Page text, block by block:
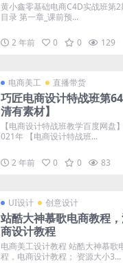
黄小鑫零基础电商C4D实战班第
目录 第一章_课前预...
2 年前 0 0 129
电商美工 直播带货
巧匠电商设计特战班第
清有素材】
【电商设计特战班教学百度网盘
021年 【电商设计特战班...
2 年前 0 0 83
UI设计 创意设计
站酷大神慕歌电商教程
商设计教程
电商美工设计教程 站酷大神慕歌
程，电商设计教程； 资源大小3...